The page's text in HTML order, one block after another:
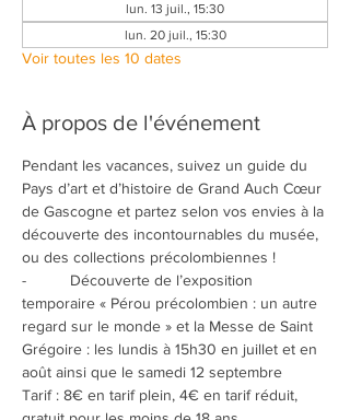
lun. 13 juil., 15:30
lun. 20 juil., 15:30
Voir toutes les 10 dates
À propos de l'événement
Pendant les vacances, suivez un guide du
Pays d’art et d’histoire de Grand Auch Cœur
de Gascogne et partez selon vos envies à la
découverte des incontournables du musée,
ou des collections précolombiennes !
-          Découverte de l’exposition
temporaire « Pérou précolombien : un autre
regard sur le monde » et la Messe de Saint
Grégoire : les lundis à 15h30 en juillet et en
août ainsi que le samedi 12 septembre
Tarif : 8€ en tarif plein, 4€ en tarif réduit,